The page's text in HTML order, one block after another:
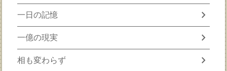
一日の記憶 chevron_right
一億の現実 chevron_right
相も変わらず chevron_right